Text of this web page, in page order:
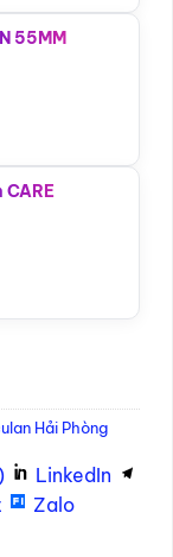
55MM
CARE
Hải Phòng
LinkedIn
Zalo